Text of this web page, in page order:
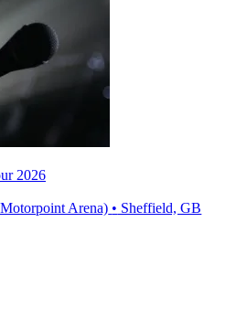
2026
Arena) • Sheffield, GB